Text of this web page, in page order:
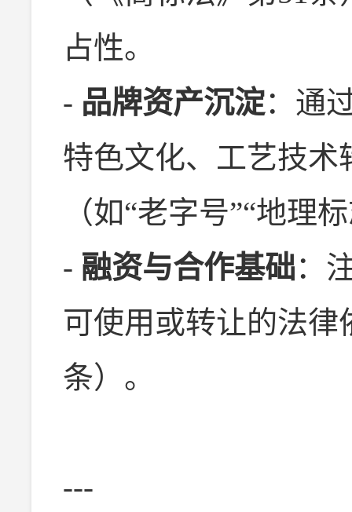
占性。
- 品牌资产沉淀：通
特色文化、工艺技术
（如“老字号”“地理
- 融资与合作基础：
可使用或转让的法律
条）。
---